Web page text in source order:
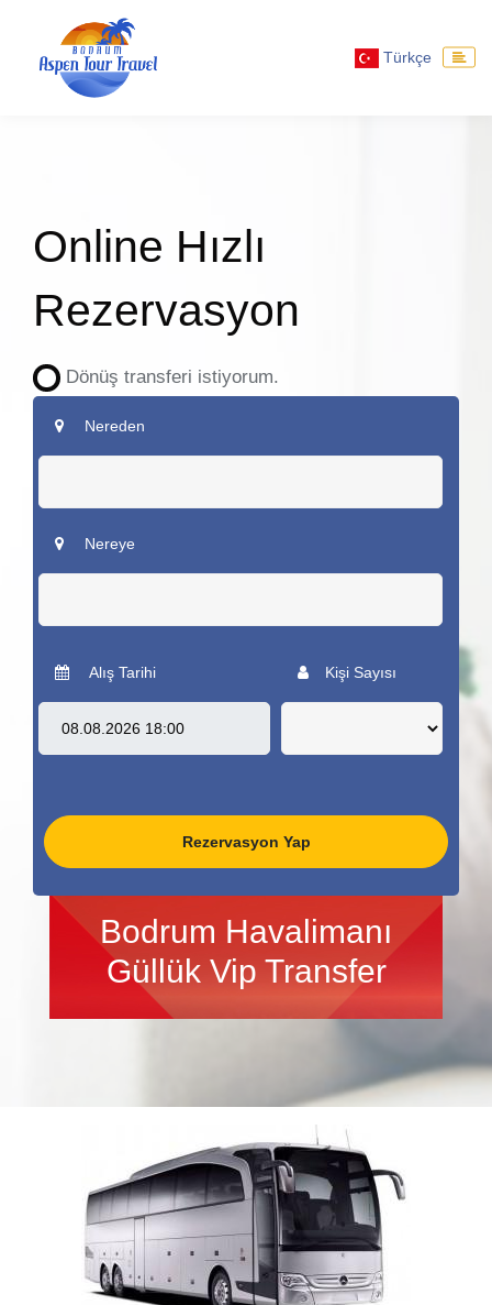
Türkçe
Online Hızlı
Rezervasyon
Dönüş transferi istiyorum.
Nereden
Nereye
Alış Tarihi Kişi Sayısı
Rezervasyon Yap
Bodrum Havalimanı
Güllük Vip Transfer